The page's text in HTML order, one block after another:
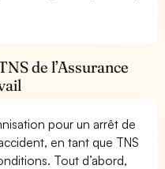
de l’Assurance
pour un arrêt de
en tant que TNS
Tout d’abord,